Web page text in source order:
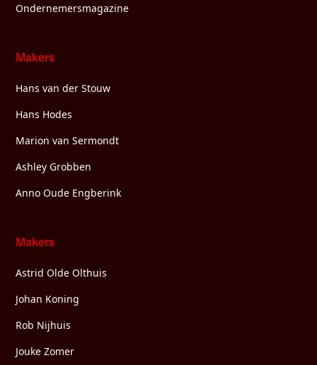
Ondernemersmagazine
Makers
Hans van der Stouw
Hans Hodes
Marion van Sermondt
Ashley Grobben
Anno Oude Engberink
Makers
Astrid Olde Olthuis
Johan Koning
Rob Nijhuis
Jouke Zomer